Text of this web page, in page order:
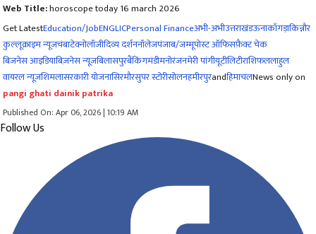
Web Title:horoscope today 16 march 2026
Get LatestEducation/JobENGLICPersonal Financeअभी-अभीउत्तराखंडऊनाकाँगड़ाकिन्नौर
कुल्लूक्राइम न्यूजचंबाटेक्नोलॉजीदिव्य दर्शननॉलेजपंजाब/जम्मूपोस्ट ऑफिसफ़ैक्ट चेक
बिजनेस आइडियाबिज़नेस न्यूज़बिलासपुरबैंकिंगमंडीमनोरंजनमेरी पांगीयूटीलिटीराशिफललाहुल
वायरल न्यूज़शिमलासरकारी योजनासिरमौरसुपर स्टोरीसोलनहमीरपुरandहिमाचलNews only on
pangi ghati dainik patrika
Published On: Apr 06, 2026 | 10:19 AM
Follow Us